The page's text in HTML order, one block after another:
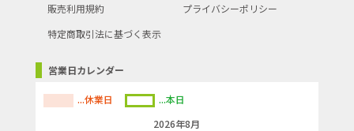
販売利用規約
プライバシーポリシー
特定商取引法に基づく表示
営業日カレンダー
...休業日
...本日
2026年8月